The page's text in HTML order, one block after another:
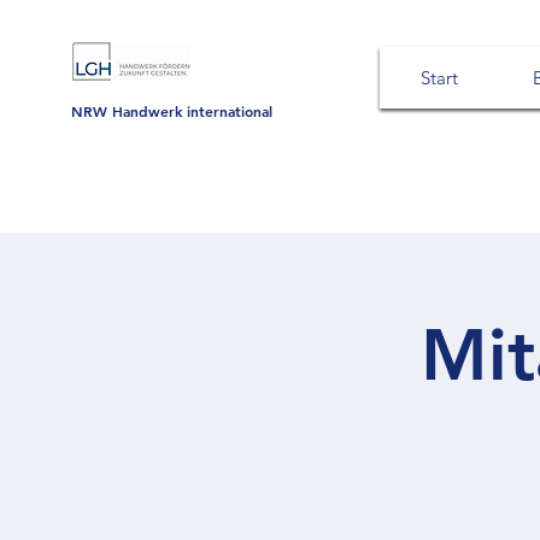
NRW Handwerk international
Start